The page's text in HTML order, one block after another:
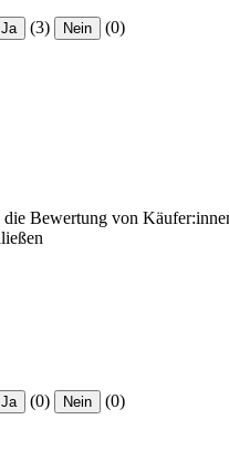
Ja (3) Nein (0)
Bewertung von
Ja (0) Nein (0)